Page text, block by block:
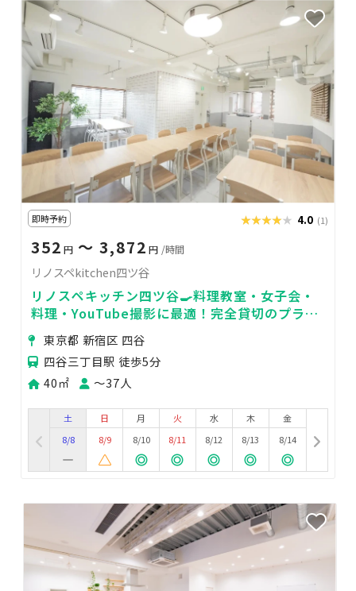
即時予約 ★★★★★
★★★★★ 4.0 (1)
352 円 〜 3,872 円 /時間
リノスペkitchen四ツ谷
リノスペキッチン四ツ谷🍳料理教室・女子会・
料理・YouTube撮影に最適！完全貸切のプライ
ベートスペース◎
東京都 新宿区 四谷
四谷三丁目駅 徒歩5分
40㎡
〜37人
土
8/8
日
8/9
月
8/10
火
8/11
水
8/12
木
8/13
金
8/14